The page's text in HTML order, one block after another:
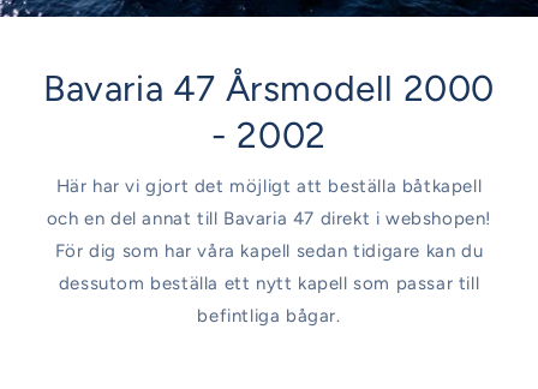
Bavaria 47 Årsmodell 2000
- 2002
Här har vi gjort det möjligt att beställa båtkapell
och en del annat till Bavaria 47 direkt i webshopen!
För dig som har våra kapell sedan tidigare kan du
dessutom beställa ett nytt kapell som passar till
befintliga bågar.